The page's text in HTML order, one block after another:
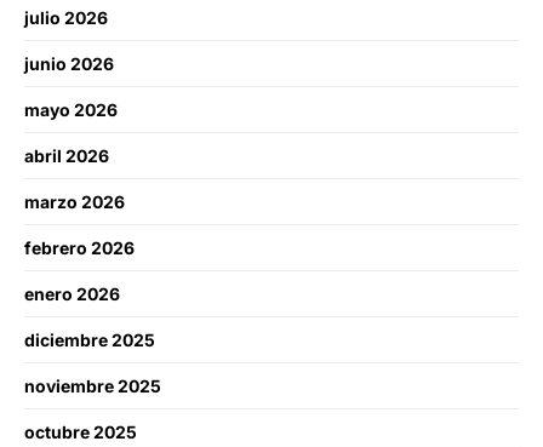
julio 2026
junio 2026
mayo 2026
abril 2026
marzo 2026
febrero 2026
enero 2026
diciembre 2025
noviembre 2025
octubre 2025